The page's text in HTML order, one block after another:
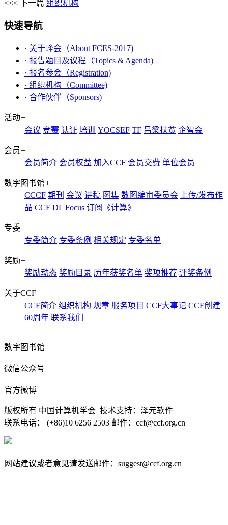
<<< 下一篇 组织机构
快速导航
· 关于峰会（About FCES-2017)
· 报告题目及议程（Topics & Agenda)
· 报名参会（Registration)
· 组织机构（Committee)
· 合作伙伴（Sponsors)
活动+
会议 竞赛 认证 培训 YOCSEF TF 吕梁扶贫 企智会
会员+
会员简介 会员权益 加入CCF 会员交费 单位会员
数字图书馆+
CCCF 期刊 会议 讲稿 图集 数图编审委员会
上传/发布作
品 CCF DL Focus 订阅《计算》
专委+
专委简介 专委条例 相关规定 专委名单
奖励+
奖励动态 奖励目录 历年获奖名单 奖项推荐 评奖条例
关于CCF+
CCF简介 组织机构 规章 服务项目 CCF大事记 CCF创建
60周年 联系我们
数字图书馆
微信公众号
官方微博
版权所有 中国计算机学会 技术支持：泽元软件
联系电话： (+86)10 6256 2503 邮件：ccf@ccf.org.cn
网站建议或者意见请发送邮件：suggest@ccf.org.cn